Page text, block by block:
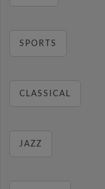
SPORTS
CLASSICAL
JAZZ